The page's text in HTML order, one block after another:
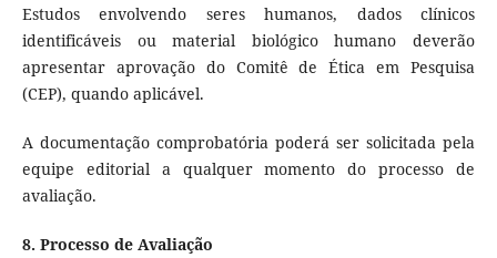
Estudos envolvendo seres humanos, dados clínicos
identificáveis ou material biológico humano deverão
apresentar aprovação do Comitê de Ética em Pesquisa
(CEP), quando aplicável.
A documentação comprobatória poderá ser solicitada pela
equipe editorial a qualquer momento do processo de
avaliação.
8. Processo de Avaliação